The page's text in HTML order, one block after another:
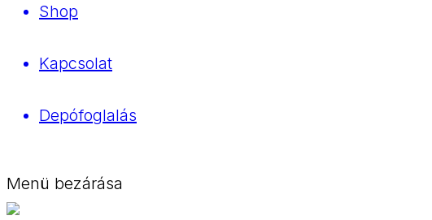
Shop
Kapcsolat
Depófoglalás
Menü bezárása